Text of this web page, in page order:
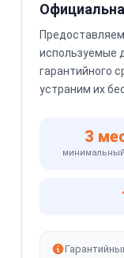
используемые
гарантийного
устраним их
3